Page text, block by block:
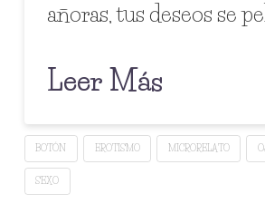
añoras, tus deseos se
Leer Más
BOTÓN EROTISMO MICRORELATO
SEXO